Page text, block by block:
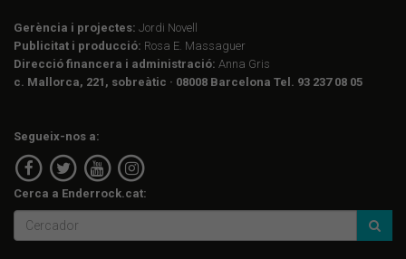
Gerència i projectes: Jordi Novell
Publicitat i producció: Rosa E. Massaguer
Direcció financera i administració: Anna Gris
c. Mallorca, 221, sobreàtic · 08008 Barcelona Tel. 93 237 08 05
Segueix-nos a:
Cerca a Enderrock.cat: